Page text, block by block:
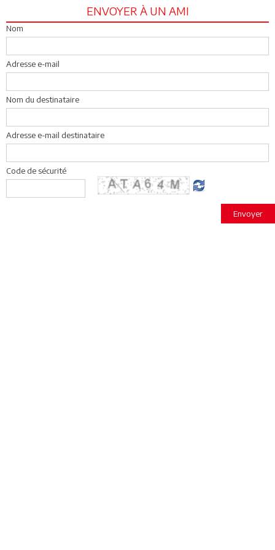
ENVOYER À UN AMI
Nom
Adresse e-mail
Nom du destinataire
Adresse e-mail destinataire
Code de sécurité
Envoyer